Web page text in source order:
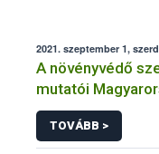
2021. szeptember 1,
A növényvédő
mutatói
TOVÁBB >